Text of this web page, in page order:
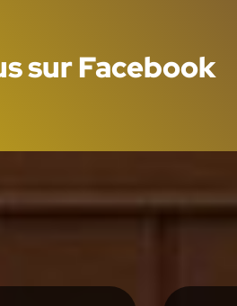
sur Facebook